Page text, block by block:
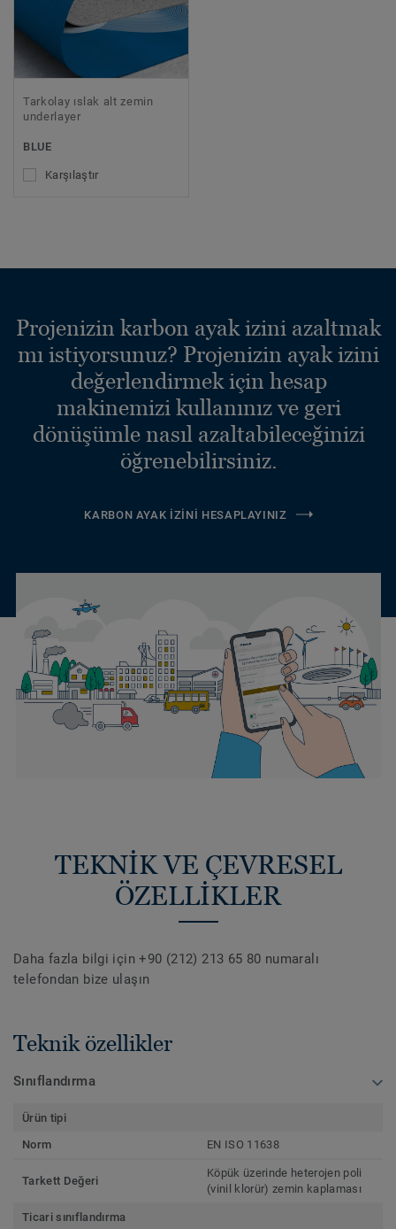
Tarkolay ıslak alt zemin
underlayer
BLUE
Karşılaştır
Projenizin karbon ayak izini azaltmak
mı istiyorsunuz? Projenizin ayak izini
değerlendirmek için hesap
makinemizi kullanınız ve geri
dönüşümle nasıl azaltabileceğinizi
öğrenebilirsiniz.
KARBON AYAK İZINI HESAPLAYINIZ
TEKNİK VE ÇEVRESEL
ÖZELLİKLER
Daha fazla bilgi için +90 (212) 213 65 80 numaralı
telefondan bize ulaşın
Teknik özellikler
Sınıflandırma
Ürün tipi
Norm
EN ISO 11638
Tarkett Değeri
Köpük üzerinde heterojen poli
(vinil klorür) zemin kaplaması
Ticari sınıflandırma